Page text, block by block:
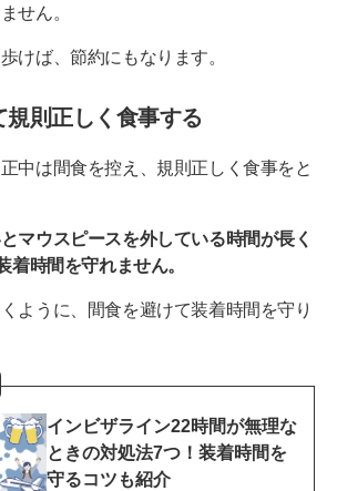
せん。
けば、節約にもなります。
規則正しく食事する
中は間食を控え、規則正しく食事をと
マウスピースを外している時間が長く
着時間を守れません。
ように、間食を避けて装着時間を守り
インビザライン22時間が無理な
ときの対処法7つ！装着時間を
守るコツも紹介